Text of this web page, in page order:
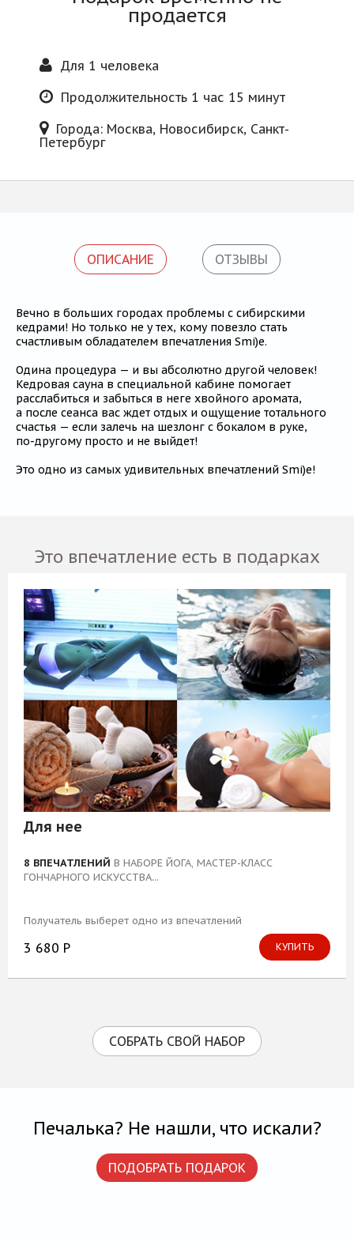
продается
Для 1 человека
Продолжительность 1 час 15 минут
Города: Москва, Новосибирск, Санкт-
Петербург
ОПИСАНИЕ ОТЗЫВЫ
Вечно в больших городах проблемы с сибирскими
кедрами! Но только не у тех, кому повезло стать
счастливым обладателем впечатления Smi)e.
Одина процедура — и вы абсолютно другой человек!
Кедровая сауна в специальной кабине помогает
расслабиться и забыться в неге хвойного аромата,
а после сеанса вас ждет отдых и ощущение тотального
счастья — если залечь на шезлонг с бокалом в руке,
по-другомупросто и не выйдет!
Это одно из самых удивительных впечатлений Smi)e!
Это впечатление есть в подарках
Для нее
8 ВПЕЧАТЛЕНИЙ В НАБОРЕ ЙОГА, МАСТЕР-КЛАСС
ГОНЧАРНОГО ИСКУССТВА...
Получатель выберет одно из впечатлений
3 680 Р КУПИТЬ
СОБРАТЬ СВОЙ НАБОР
Печалька? Не нашли, что искали?
ПОДОБРАТЬ ПОДАРОК